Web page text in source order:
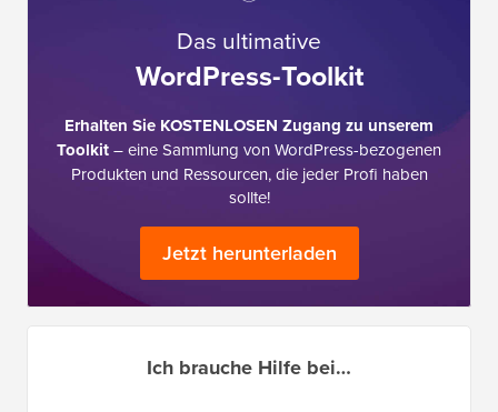
Das ultimative
WordPress-Toolkit
Erhalten Sie KOSTENLOSEN Zugang zu unserem
Toolkit– eine Sammlung von WordPress-bezogenen
Produkten und Ressourcen, die jeder Profi haben
sollte!
Jetzt herunterladen
Ich brauche Hilfe bei…